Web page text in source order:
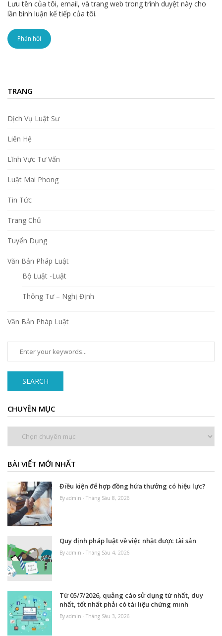
Lưu tên của tôi, email, và trang web trong trình duyệt này cho
lần bình luận kế tiếp của tôi.
TRANG
Dịch Vụ Luật Sư
Liên Hệ
Lĩnh Vực Tư Vấn
Luật Mai Phong
Tin Tức
Trang Chủ
Tuyển Dụng
Văn Bản Pháp Luật
Bộ Luật -Luật
Thông Tư – Nghị Định
Văn Bản Pháp Luật
SEARCH
CHUYÊN MỤC
BÀI VIẾT MỚI NHẤT
Điều kiện để hợp đồng hứa thưởng có hiệu lực?
By admin - Tháng Sáu 8, 2026
Quy định pháp luật về việc nhặt được tài sản
By admin - Tháng Sáu 4, 2026
Từ 05/7/2026, quảng cáo sử dụng từ nhất, duy
nhất, tốt nhất phải có tài liệu chứng minh
By admin - Tháng Sáu 3, 2026